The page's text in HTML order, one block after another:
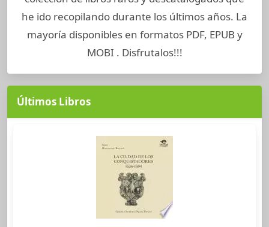
he ido recopilando durante los últimos años. La
mayoría disponibles en formatos PDF, EPUB y
MOBI . Disfrutalos!!!
Últimos Libros